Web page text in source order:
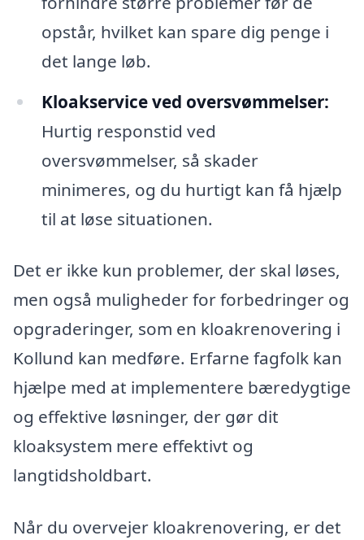
opstår, hvilket kan spare dig penge i
det lange løb.
Kloakservice ved oversvømmelser:
Hurtig responstid ved
oversvømmelser, så skader
minimeres, og du hurtigt kan få hjælp
til at løse situationen.
Det er ikke kun problemer, der skal løses,
men også muligheder for forbedringer og
opgraderinger, som en kloakrenovering i
Kollund kan medføre. Erfarne fagfolk kan
hjælpe med at implementere bæredygtige
og effektive løsninger, der gør dit
kloaksystem mere effektivt og
langtidsholdbart.
Når du overvejer kloakrenovering, er det